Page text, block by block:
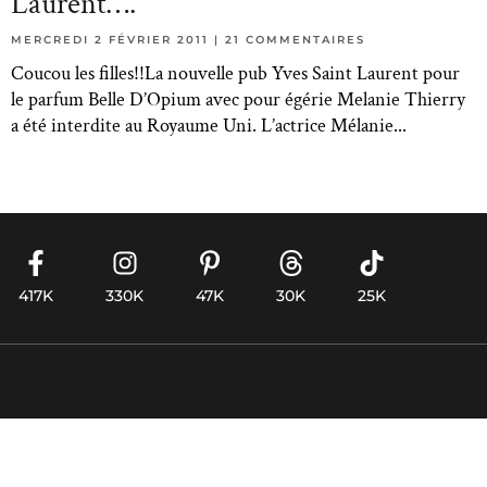
MERCREDI 2 FÉVRIER 2011 21 COMMENTAIRES
Coucou les filles!!La nouvelle pub Yves Saint Laurent pour
le parfum Belle D’Opium avec pour égérie Melanie Thierry
a été interdite au Royaume Uni. L’actrice Mélanie
417K 330K 47K 30K 25K